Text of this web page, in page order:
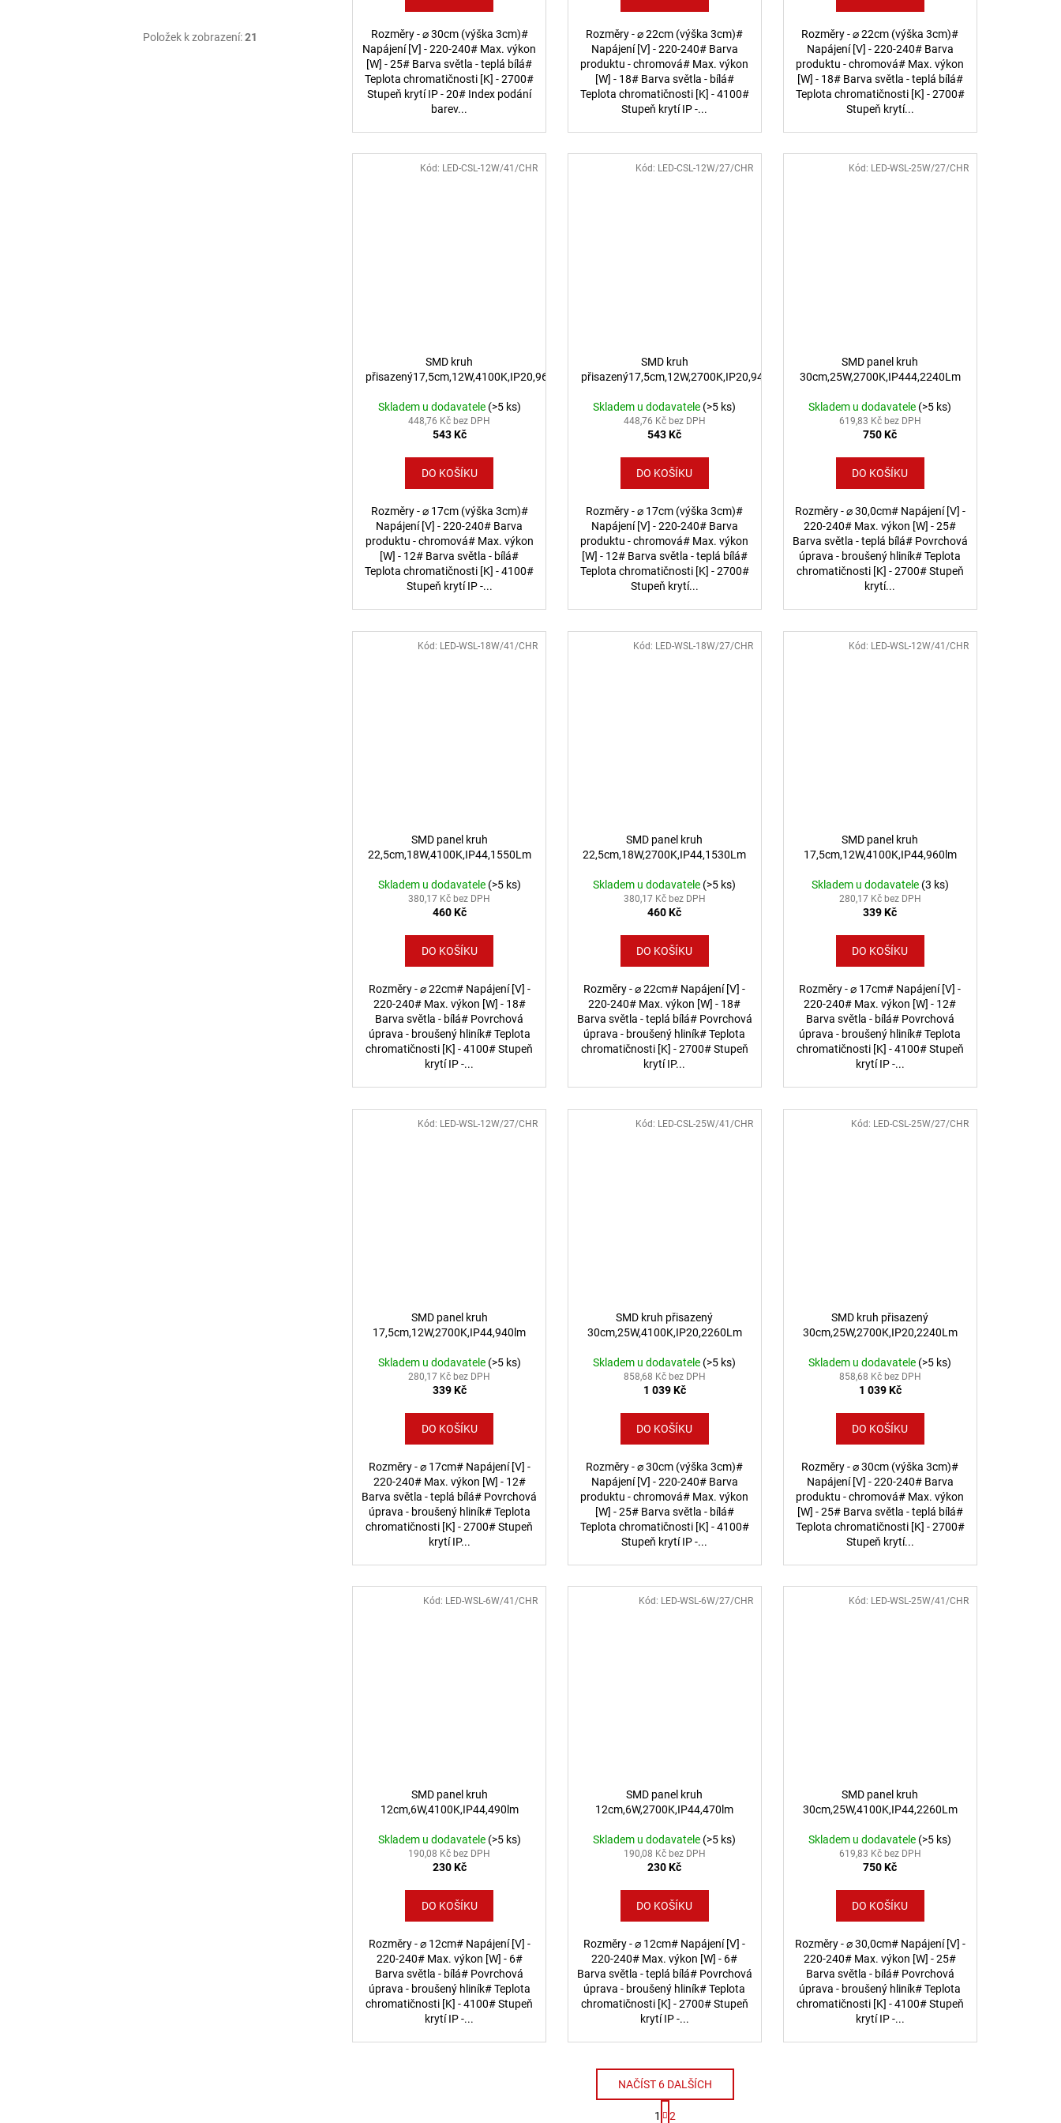
Položek k zobrazení:21
Rozměry - ⌀ 30cm (výška 3cm)#
Napájení [V] - 220-240# Max. výkon
[W] - 25# Barva světla - teplá bílá#
Teplota chromatičnosti [K] - 2700#
Stupeň krytí IP - 20# Index podání
barev...
Rozměry - ⌀ 22cm (výška 3cm)#
Napájení [V] - 220-240# Barva
produktu - chromová# Max. výkon
[W] - 18# Barva světla - bílá#
Teplota chromatičnosti [K] - 4100#
Stupeň krytí IP -...
Rozměry - ⌀ 22cm (výška 3cm)#
Napájení [V] - 220-240# Barva
produktu - chromová# Max. výkon
[W] - 18# Barva světla - teplá bílá#
Teplota chromatičnosti [K] - 2700#
Stupeň krytí...
SMD kruh
přisazený17,5cm,12W,4100K,IP20,960lm
Skladem u dodavatele (>5 ks)
448,76 Kč bez DPH
543 Kč
DO KOŠÍKU
Rozměry - ⌀ 17cm (výška 3cm)#
Napájení [V] - 220-240# Barva
produktu - chromová# Max. výkon
[W] - 12# Barva světla - bílá#
Teplota chromatičnosti [K] - 4100#
Stupeň krytí IP -...
Kód: LED-CSL-12W/41/CHR
SMD kruh
přisazený17,5cm,12W,2700K,IP20,940lm
Skladem u dodavatele (>5 ks)
448,76 Kč bez DPH
543 Kč
DO KOŠÍKU
Rozměry - ⌀ 17cm (výška 3cm)#
Napájení [V] - 220-240# Barva
produktu - chromová# Max. výkon
[W] - 12# Barva světla - teplá bílá#
Teplota chromatičnosti [K] - 2700#
Stupeň krytí...
Kód: LED-CSL-12W/27/CHR
SMD panel kruh
30cm,25W,2700K,IP444,2240Lm
Skladem u dodavatele (>5 ks)
619,83 Kč bez DPH
750 Kč
DO KOŠÍKU
Rozměry - ⌀ 30,0cm# Napájení [V] -
220-240# Max. výkon [W] - 25#
Barva světla - teplá bílá# Povrchová
úprava - broušený hliník# Teplota
chromatičnosti [K] - 2700# Stupeň
krytí...
Kód: LED-WSL-25W/27/CHR
SMD panel kruh
22,5cm,18W,4100K,IP44,1550Lm
Skladem u dodavatele (>5 ks)
380,17 Kč bez DPH
460 Kč
DO KOŠÍKU
Rozměry - ⌀ 22cm# Napájení [V] -
220-240# Max. výkon [W] - 18#
Barva světla - bílá# Povrchová
úprava - broušený hliník# Teplota
chromatičnosti [K] - 4100# Stupeň
krytí IP -...
Kód: LED-WSL-18W/41/CHR
SMD panel kruh
22,5cm,18W,2700K,IP44,1530Lm
Skladem u dodavatele (>5 ks)
380,17 Kč bez DPH
460 Kč
DO KOŠÍKU
Rozměry - ⌀ 22cm# Napájení [V] -
220-240# Max. výkon [W] - 18#
Barva světla - teplá bílá# Povrchová
úprava - broušený hliník# Teplota
chromatičnosti [K] - 2700# Stupeň
krytí IP...
Kód: LED-WSL-18W/27/CHR
SMD panel kruh
17,5cm,12W,4100K,IP44,960lm
Skladem u dodavatele (3 ks)
280,17 Kč bez DPH
339 Kč
DO KOŠÍKU
Rozměry - ⌀ 17cm# Napájení [V] -
220-240# Max. výkon [W] - 12#
Barva světla - bílá# Povrchová
úprava - broušený hliník# Teplota
chromatičnosti [K] - 4100# Stupeň
krytí IP -...
Kód: LED-WSL-12W/41/CHR
SMD panel kruh
17,5cm,12W,2700K,IP44,940lm
Skladem u dodavatele (>5 ks)
280,17 Kč bez DPH
339 Kč
DO KOŠÍKU
Rozměry - ⌀ 17cm# Napájení [V] -
220-240# Max. výkon [W] - 12#
Barva světla - teplá bílá# Povrchová
úprava - broušený hliník# Teplota
chromatičnosti [K] - 2700# Stupeň
krytí IP...
Kód: LED-WSL-12W/27/CHR
SMD kruh přisazený
30cm,25W,4100K,IP20,2260Lm
Skladem u dodavatele (>5 ks)
858,68 Kč bez DPH
1 039 Kč
DO KOŠÍKU
Rozměry - ⌀ 30cm (výška 3cm)#
Napájení [V] - 220-240# Barva
produktu - chromová# Max. výkon
[W] - 25# Barva světla - bílá#
Teplota chromatičnosti [K] - 4100#
Stupeň krytí IP -...
Kód: LED-CSL-25W/41/CHR
SMD kruh přisazený
30cm,25W,2700K,IP20,2240Lm
Skladem u dodavatele (>5 ks)
858,68 Kč bez DPH
1 039 Kč
DO KOŠÍKU
Rozměry - ⌀ 30cm (výška 3cm)#
Napájení [V] - 220-240# Barva
produktu - chromová# Max. výkon
[W] - 25# Barva světla - teplá bílá#
Teplota chromatičnosti [K] - 2700#
Stupeň krytí...
Kód: LED-CSL-25W/27/CHR
SMD panel kruh
12cm,6W,4100K,IP44,490lm
Skladem u dodavatele (>5 ks)
190,08 Kč bez DPH
230 Kč
DO KOŠÍKU
Rozměry - ⌀ 12cm# Napájení [V] -
220-240# Max. výkon [W] - 6#
Barva světla - bílá# Povrchová
úprava - broušený hliník# Teplota
chromatičnosti [K] - 4100# Stupeň
krytí IP -...
Kód: LED-WSL-6W/41/CHR
SMD panel kruh
12cm,6W,2700K,IP44,470lm
Skladem u dodavatele (>5 ks)
190,08 Kč bez DPH
230 Kč
DO KOŠÍKU
Rozměry - ⌀ 12cm# Napájení [V] -
220-240# Max. výkon [W] - 6#
Barva světla - teplá bílá# Povrchová
úprava - broušený hliník# Teplota
chromatičnosti [K] - 2700# Stupeň
krytí IP -...
Kód: LED-WSL-6W/27/CHR
SMD panel kruh
30cm,25W,4100K,IP44,2260Lm
Skladem u dodavatele (>5 ks)
619,83 Kč bez DPH
750 Kč
DO KOŠÍKU
Rozměry - ⌀ 30,0cm# Napájení [V] -
220-240# Max. výkon [W] - 25#
Barva světla - bílá# Povrchová
úprava - broušený hliník# Teplota
chromatičnosti [K] - 4100# Stupeň
krytí IP -...
Kód: LED-WSL-25W/41/CHR
NAČÍST 6 DALŠÍCH
Stránkování
1 2